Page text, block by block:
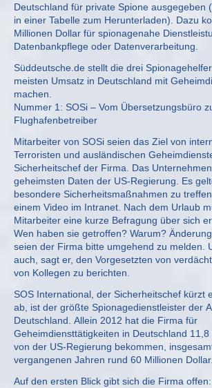
Deutschland für private Spione ausgegeben
in einer Tabelle zum Herunterladen). Dazu
Millionen Dollar für spionagenahe
Datenbankpflege oder Datenverarbeitung.
Süddeutsche.de stellt die drei
meisten Umsatz in Deutschland mit
machen.
Nummer 1: SOSi – Vom Übersetzungsbüro
Flughafenbetreiber
Mitarbeiter von SOSi seien das Ziel von
Terroristen und ausländischen
Sicherheitschef der Firma. Das
geheimsten Daten der US-Regierung. Es
besondere Sicherheitsmaßnahmen zu
einem Video im Intranet. Nach dem Urlaub
Mitarbeiter eine kurze Befragung über sich
Wen haben sie getroffen? Warum?
seien der Firma bitte umgehend zu melden.
auch, sagt er, den Vorgesetzten von
von Kollegen zu berichten.
SOS International, der Sicherheitschef kürzt
ab, ist der größte Spionagedienstleister der
Deutschland. Allein 2012 hat die Firma für
Geheimdiensttätigkeiten in Deutschland
von der US-Regierung bekommen,
vergangenen Jahren rund 60 Millionen Dollar.
Auf den ersten Blick gibt sich die Firma